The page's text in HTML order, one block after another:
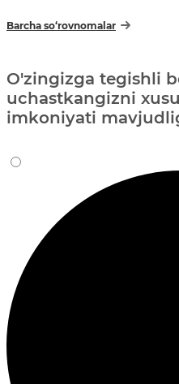
Barcha so‘rovnomalar
O'zingizga tegishli
uchastkangizni
imkoniyati